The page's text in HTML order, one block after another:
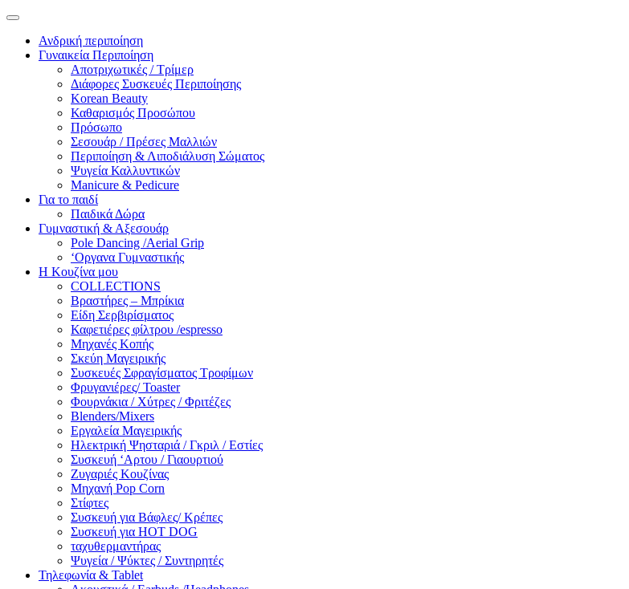
Ανδρική περιποίηση
Γυναικεία Περιποίηση
Αποτριχωτικές / Τρίμερ
Διάφορες Συσκευές Περιποίησης
Korean Beauty
Καθαρισμός Προσώπου
Πρόσωπο
Σεσουάρ / Πρέσες Μαλλιών
Περιποίηση & Λιποδιάλυση Σώματος
Ψυγεία Καλλυντικών
Manicure & Pedicure
Για το παιδί
Παιδικά Δώρα
Γυμναστική & Αξεσουάρ
Pole Dancing /Aerial Grip
‘Οργανα Γυμναστικής
Η Κουζίνα μου
COLLECTIONS
Βραστήρες – Μπρίκια
Είδη Σερβιρίσματος
Καφετιέρες φίλτρου /espresso
Μηχανές Κοπής
Σκεύη Μαγειρικής
Συσκευές Σφραγίσματος Τροφίμων
Φρυγανιέρες/ Toaster
Φουρνάκια / Χύτρες / Φριτέζες
Blenders/Mixers
Εργαλεία Μαγειρικής
Ηλεκτρική Ψησταριά / Γκριλ / Eστίες
Συσκευή ‘Αρτου / Γιαουρτιού
Ζυγαριές Κουζίνας
Μηχανή Pop Corn
Στίφτες
Συσκευή για Βάφλες/ Κρέπες
Συσκευή για HOT DOG
ταχυθερμαντήρας
Ψυγεία / Ψύκτες / Συντηρητές
Τηλεφωνία & Tablet